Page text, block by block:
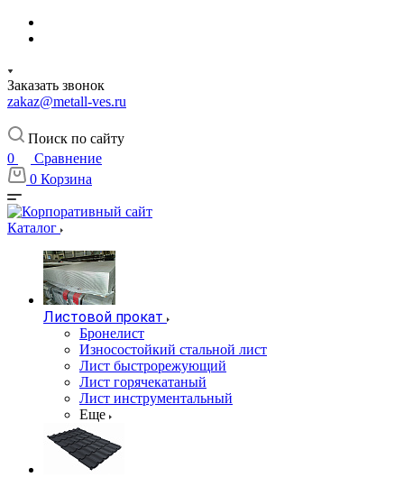
Заказать звонок
zakaz@metall-ves.ru
Поиск по сайту
0
Сравнение
0 Корзина
Каталог
Листовой прокат
Бронелист
Износостойкий стальной лист
Лист быстрорежующий
Лист горячекатаный
Лист инструментальный
Еще